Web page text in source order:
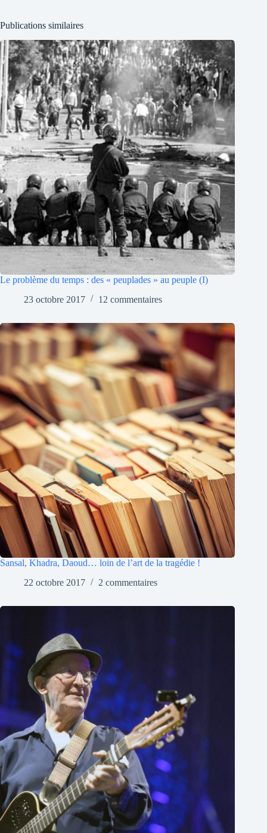
Publications similaires
Le problème du temps : des « peuplades » au peuple (I)
23 octobre 2017
12 commentaires
Sansal, Khadra, Daoud… loin de l’art de la tragédie !
22 octobre 2017
2 commentaires